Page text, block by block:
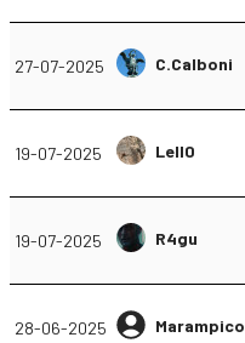
27-07-2025 C.Calboni
19-07-2025 Lell0
19-07-2025 R4gu
28-06-2025 Marampico